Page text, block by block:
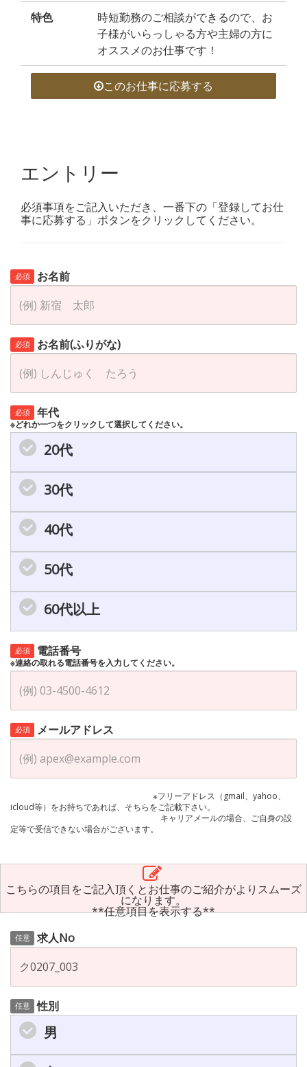
特色
時短勤務のご相談ができるので、お
子様がいらっしゃる方や主婦の方に
オススメのお仕事です！
このお仕事に応募する
エントリー
必須事項をご記入いただき、一番下の「登録してお仕
事に応募する」ボタンをクリックしてください。
必須 お名前
必須 お名前(ふりがな)
必須 年代
※どれか一つをクリックして選択してください。
20代
30代
40代
50代
60代以上
必須 電話番号
※連絡の取れる電話番号を入力してください。
必須 メールアドレス
※フリーアドレス（gmail、yahoo、
icloud等）をお持ちであれば、そちらをご記載下さい。
キャリアメールの場合、ご自身の設
定等で受信できない場合がございます。
こちらの項目をご記入頂くとお仕事のご紹介がよりスムーズ
になります。
**任意項目を表示する**
任意 求人No
任意 性別
男